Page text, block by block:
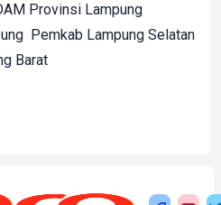
Provinsi Lampung
Pemkab Lampung Selatan
Barat